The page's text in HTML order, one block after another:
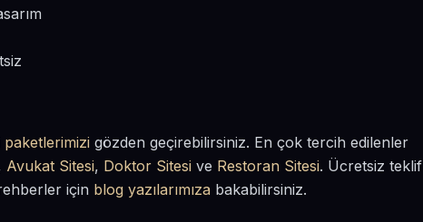
paketlerimizi gözden geçirebilirsiniz. En çok tercih edilenler
Avukat Sitesi, Doktor Sitesi ve Restoran Sitesi. Ücretsiz teklif
için blog yazılarımıza bakabilirsiniz.